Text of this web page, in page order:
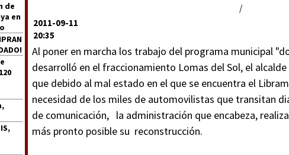
de
en
/
2011-09-11
20:35
Al poner en marcha los trabajo del programa municipal
desarrolló en el fraccionamiento Lomas del Sol, el
que debido al mal estado en el que se encuentra el
necesidad de los miles de automovilistas que transitan
de comunicación, la administración que encabeza,
más pronto posible su reconstrucción.